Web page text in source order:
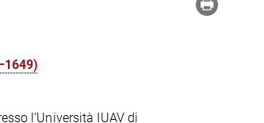
l'Università IUAV di